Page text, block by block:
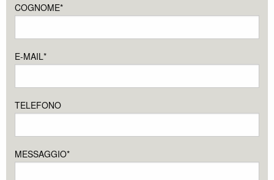
COGNOME*
E-MAIL*
TELEFONO
MESSAGGIO*